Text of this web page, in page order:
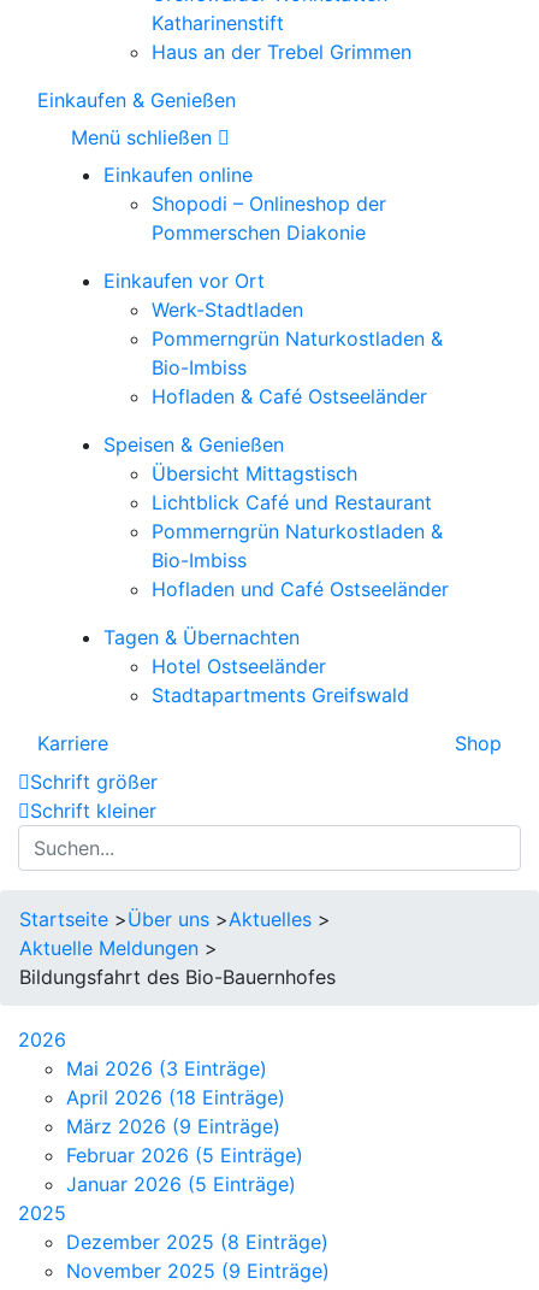
Katharinenstift
Haus an der Trebel Grimmen
Einkaufen & Genießen
Menü schließen
Einkaufen online
Shopodi – Onlineshop der
Pommerschen Diakonie
Einkaufen vor Ort
Werk-Stadtladen
Pommerngrün Naturkostladen &
Bio-Imbiss
Hofladen & Café Ostseeländer
Speisen & Genießen
Übersicht Mittagstisch
Lichtblick Café und Restaurant
Pommerngrün Naturkostladen &
Bio-Imbiss
Hofladen und Café Ostseeländer
Tagen & Übernachten
Hotel Ostseeländer
Stadtapartments Greifswald
Karriere
Shop
Schrift größer
Schrift kleiner
Suchanfrage:
Startseite >Über uns >Aktuelles >
Aktuelle Meldungen >
Bildungsfahrt des Bio-Bauernhofes
2026
Mai 2026 (3 Einträge)
April 2026 (18 Einträge)
März 2026 (9 Einträge)
Februar 2026 (5 Einträge)
Januar 2026 (5 Einträge)
2025
Dezember 2025 (8 Einträge)
November 2025 (9 Einträge)